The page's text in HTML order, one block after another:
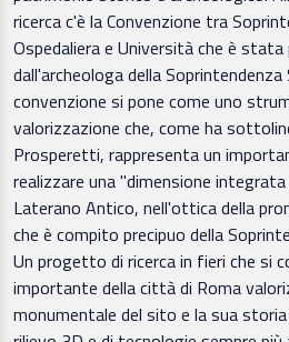
ricerca c'è la Convenzione tra
Ospedaliera e Università che è
dall'archeologa della
convenzione si pone come uno
valorizzazione che, come ha
Prosperetti, rappresenta un
realizzare una "dimensione
Laterano Antico, nell'ottica della
che è compito precipuo della
Un progetto di ricerca in fieri che si
importante della città di Roma
monumentale del sito e la sua